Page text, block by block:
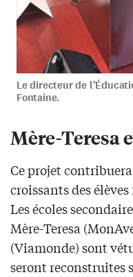
Le directeur de
Fontaine.
Mère-Teresa
Ce projet
croissants des
Les écoles
Mère-Teresa
(Viamonde) sont
seront reconstruites